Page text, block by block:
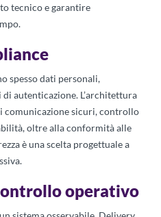
tecnico e garantire
spesso dati personali,
autenticazione. L’architettura
comunicazione sicuri, controllo
oltre alla conformità alle
è una scelta progettuale a
operativo